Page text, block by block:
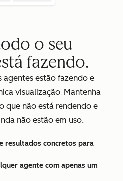
o seu
fazendo.
agentes estão fazendo e
visualização. Mantenha
que não está rendendo e
não estão em uso.
resultados concretos para
agente com apenas um